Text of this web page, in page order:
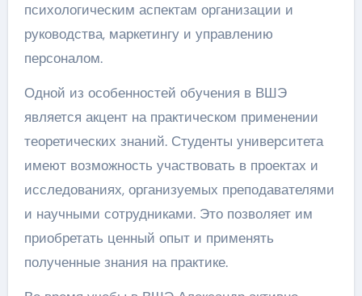
психологическим аспектам организации и
руководства, маркетингу и управлению
персоналом.
Одной из особенностей обучения в ВШЭ
является акцент на практическом применении
теоретических знаний. Студенты университета
имеют возможность участвовать в проектах и
исследованиях, организуемых преподавателями
и научными сотрудниками. Это позволяет им
приобретать ценный опыт и применять
полученные знания на практике.